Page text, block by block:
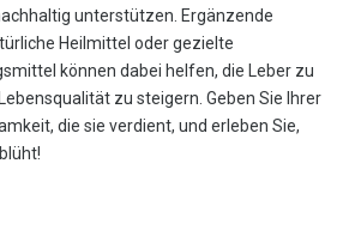
unterstützen. Ergänzende
Heilmittel oder gezielte
können dabei helfen, die Leber zu
zu steigern. Geben Sie Ihrer
die sie verdient, und erleben Sie,